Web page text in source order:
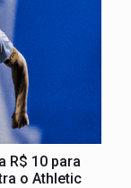
R$ 10 para
o Athletic